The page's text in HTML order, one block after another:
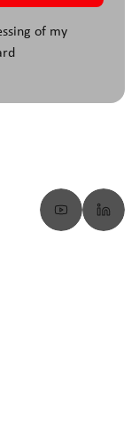
of my